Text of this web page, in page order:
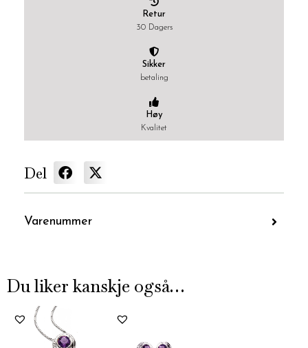
Retur
30 Dagers
Sikker
betaling
Høy
Kvalitet
Del
Varenummer
Du liker kanskje også…